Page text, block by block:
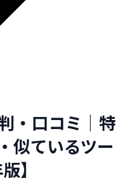
・口コミ｜特
似ているツー
】